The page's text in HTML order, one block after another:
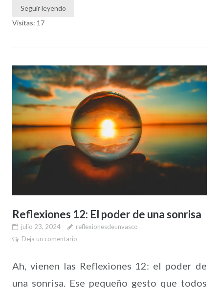
Seguir leyendo
Visitas: 17
Reflexiones 12: El poder de una sonrisa
julio 23, 2024
reflexionesdeunvasco
Deja un comentario
Ah, vienen las Reflexiones 12: el poder de
una sonrisa. Ese pequeño gesto que todos